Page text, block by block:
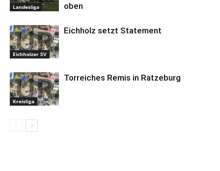
Landesliga
oben
Eichholzer SV
Eichholz setzt Statement
Kreisliga
Torreiches Remis in Ratzeburg